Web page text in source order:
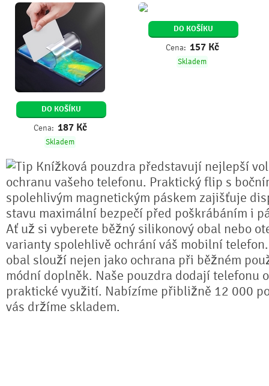
DO KOŠÍKU
Cena: 187 Kč
Skladem
DO KOŠÍKU
Cena: 157 Kč
Skladem
Knížková pouzdra představují nejlepší
ochranu vašeho telefonu. Praktický flip s
spolehlivým magnetickým páskem zajišťuje
stavu maximální bezpečí před poškrábáním i
Ať už si vyberete běžný silikonový obal nebo
varianty spolehlivě ochrání váš mobilní
obal slouží nejen jako ochrana při běžném
módní doplněk. Naše pouzdra dodají telefonu
praktické využití. Nabízíme přibližně 12 000
vás držíme skladem.